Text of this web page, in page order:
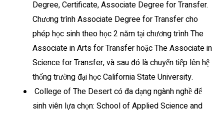
Degree, Certificate, Associate Degree for Transfer.
Chương trình Associate Degree for Transfer cho
phép học sinh theo học 2 năm tại chương trình The
Associate in Arts for Transfer hoặc The Associate in
Science for Transfer, và sau đó là chuyển tiếp lên hệ
thống trường đại học California State University.
College of The Desert có đa dạng ngành nghề để
sinh viên lựa chọn: School of Applied Science and